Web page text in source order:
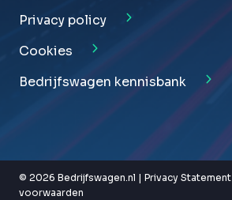
Privacy policy
Cookies
Bedrijfswagen kennisbank
© 2026 Bedrijfswagen.nl | Privacy Statement
voorwaarden